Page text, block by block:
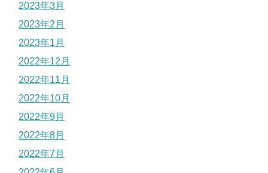
2023年3月
2023年2月
2023年1月
2022年12月
2022年11月
2022年10月
2022年9月
2022年8月
2022年7月